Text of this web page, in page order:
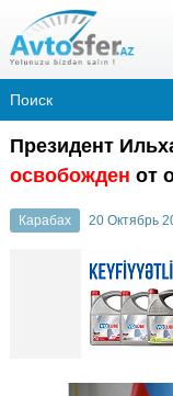
Президент
освобожден от
Карабах 20 Октябрь